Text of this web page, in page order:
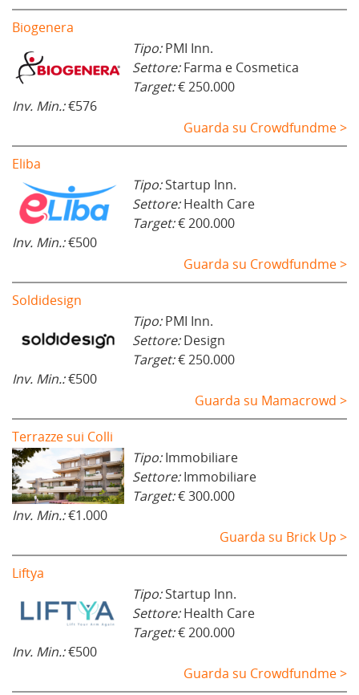
Biogenera
Tipo:PMI Inn.
Settore:Farma e Cosmetica
Target:€ 250.000
Inv. Min.:€576
Guarda su Crowdfundme >
Eliba
Tipo:Startup Inn.
Settore:Health Care
Target:€ 200.000
Inv. Min.:€500
Guarda su Crowdfundme >
Soldidesign
Tipo:PMI Inn.
Settore:Design
Target:€ 250.000
Inv. Min.:€500
Guarda su Mamacrowd >
Terrazze sui Colli
Tipo:Immobiliare
Settore:Immobiliare
Target:€ 300.000
Inv. Min.:€1.000
Guarda su Brick Up >
Liftya
Tipo:Startup Inn.
Settore:Health Care
Target:€ 200.000
Inv. Min.:€500
Guarda su Crowdfundme >